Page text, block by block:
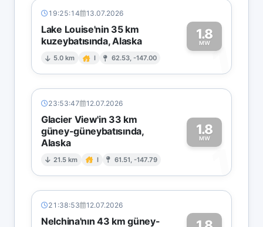
19:25:14 13.07.2026
Lake Louise'nin 35 km
kuzeybatısında, Alaska
5.0 km I 62.53, -147.00
1.8
MW1
23:53:47 12.07.2026
Glacier View'in 33 km
güney-güneybatısında,
Alaska
21.5 km I 61.51, -147.79
1.8
MW
1
21:38:53 12.07.2026
Nelchina'nın 43 km güney-